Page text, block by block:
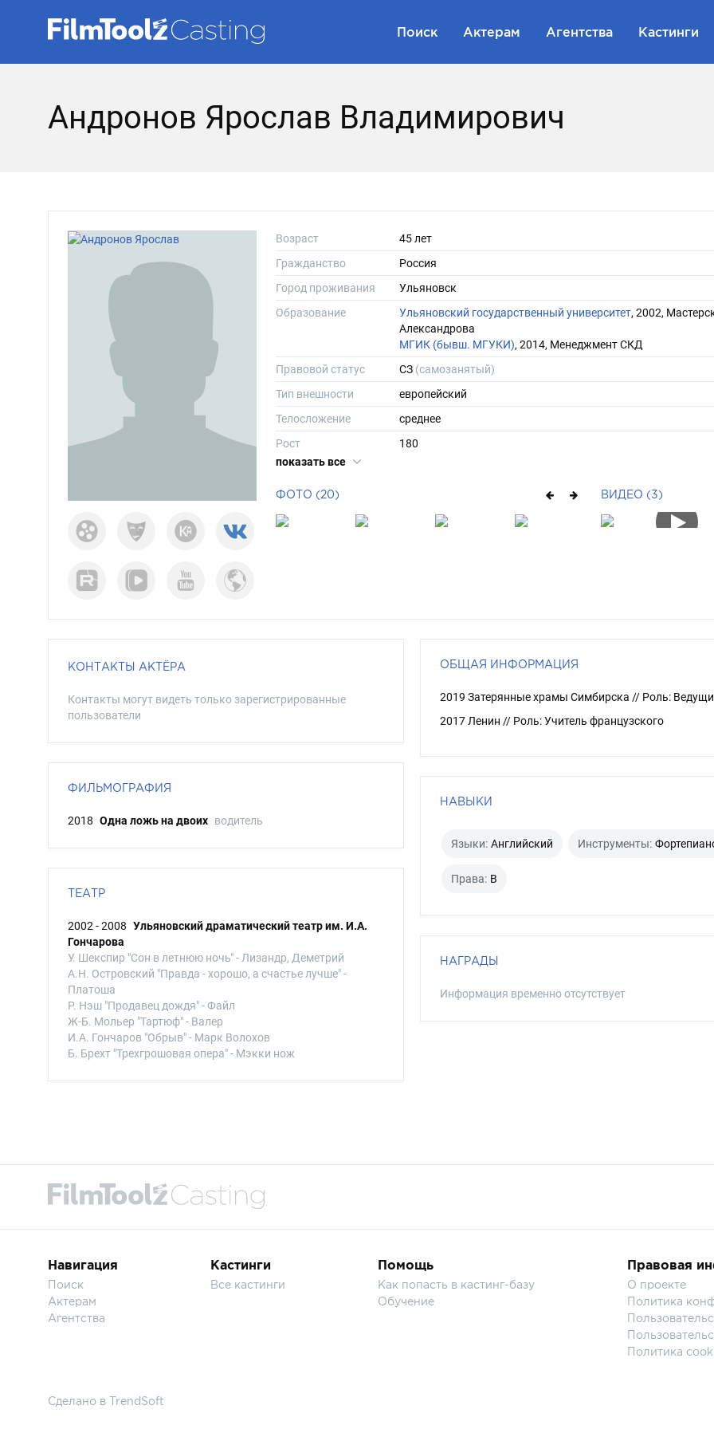
Поиск Актерам Агентства Кастинги
Андронов Ярослав Владимирович
Возраст
45 лет
Гражданство
Россия
Город проживания
Ульяновск
Образование
Ульяновский государственный университет, 2002,
Александрова
МГИК (бывш. МГУКИ), 2014, Менеджмент СКД
Правовой статус
СЗ (самозанятый)
Тип внешности
европейский
Телосложение
среднее
Рост
180
Вес
Размер одежды
Размер обуви
показать все
ФОТО (20) ВИДЕО (3)
КОНТАКТЫ АКТЁРА
Контакты могут видеть только зарегистрированные
пользователи
ФИЛЬМОГРАФИЯ
2018 Одна ложь на двоих водитель
ТЕАТР
2002 - 2008 Ульяновский драматический театр им. И.А.
Гончарова
У. Шекспир "Сон в летнюю ночь" - Лизандр, Деметрий
А.Н. Островский "Правда - хорошо, а счастье лучше" -
Платоша
Р. Нэш "Продавец дождя" - Файл
Ж-Б. Мольер "Тартюф" - Валер
И.А. Гончаров "Обрыв" - Марк Волохов
Б. Брехт "Трехгрошовая опера" - Мэкки нож
ОБЩАЯ ИНФОРМАЦИЯ
2019 Затерянные храмы Симбирска // Роль:
2017 Ленин // Роль: Учитель французского
НАВЫКИ
Языки: Английский Инструменты:
Права: B
НАГРАДЫ
Информация временно отсутствует
Навигация
Поиск
Актерам
Агентства
Кастинги
Все кастинги
Помощь
Как попасть в кастинг-базу
Обучение
Правовая
О проекте
Политика
Политика
Сделано в TrendSoft